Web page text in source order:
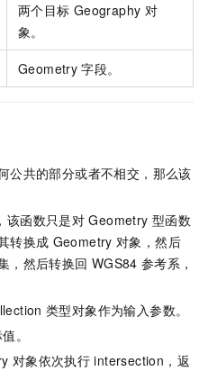
两个目标 Geography 对
象。
Geometry 字段。
公共的部分或者不相交，那么该
该函数只是对 Geometry 型函数
转换成 Geometry 对象，然后
，然后转换回 WGS84 参考系，
类型对象作为输入参数。
。
对象依次执行 intersection，返